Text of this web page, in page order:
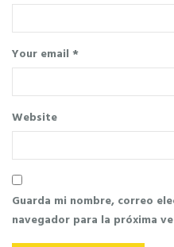
Your email *
Website
Guarda mi nombre, correo
navegador para la próxima